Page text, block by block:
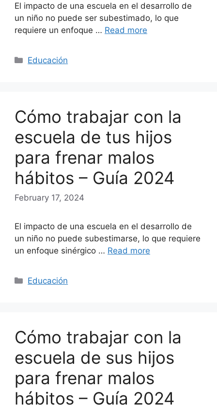
El impacto de una escuela en el desarrollo de
un niño no puede ser subestimado, lo que
requiere un enfoque … Read more
Categories
Educación
Cómo trabajar con la
escuela de tus hijos
para frenar malos
hábitos – Guía 2024
February 17, 2024
El impacto de una escuela en el desarrollo de
un niño no puede subestimarse, lo que requiere
un enfoque sinérgico … Read more
Categories
Educación
Cómo trabajar con la
escuela de sus hijos
para frenar malos
hábitos – Guía 2024